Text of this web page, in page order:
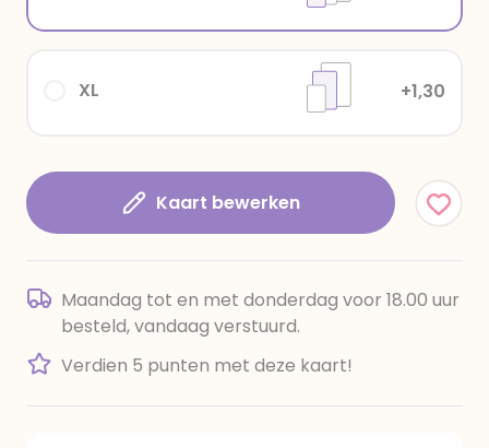
XL +1,30
Kaart bewerken
Maandag tot en met donderdag voor 18.00 uur
besteld, vandaag verstuurd.
Verdien 5 punten met deze kaart!